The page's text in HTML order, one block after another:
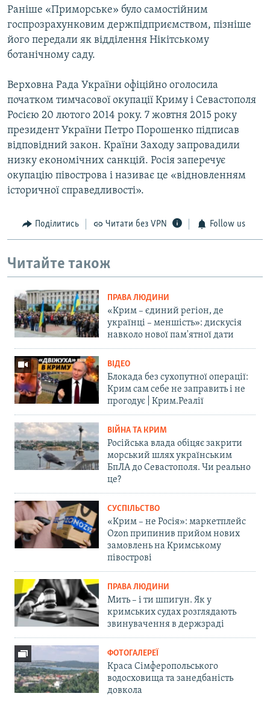
Раніше «Приморське» було самостійним
госпрозрахунковим держпідприємством, пізніше
його передали як відділення Нікітському
ботанічному саду.
Верховна Рада України офіційно оголосила
початком тимчасової окупації Криму і Севастополя
Росією 20 лютого 2014 року. 7 жовтня 2015 року
президент України Петро Порошенко підписав
відповідний закон. Країни Заходу запровадили
низку економічних санкцій. Росія заперечує
окупацію півострова і називає це «відновленням
історичної справедливості».
Поділитись Читати без VPN Follow us
Читайте також
ПРАВА ЛЮДИНИ
«Крим – єдиний регіон, де
українці – меншість»: дискусія
навколо нової пам'ятної дати
ВІДЕО
Блокада без сухопутної операції:
Крим сам себе не заправить і не
прогодує | Крим.Реалії
ВІЙНА ТА КРИМ
Російська влада обіцяє закрити
морський шлях українським
БпЛА до Севастополя. Чи реально
це?
СУСПІЛЬСТВО
«Крим – не Росія»: маркетплейс
Ozon припинив прийом нових
замовлень на Кримському
півострові
ПРАВА ЛЮДИНИ
Мить – і ти шпигун. Як у
кримських судах розглядають
звинувачення в держзраді
ФОТОГАЛЕРЕЇ
Краса Сімферопольського
водосховища та занедбаність
довкола